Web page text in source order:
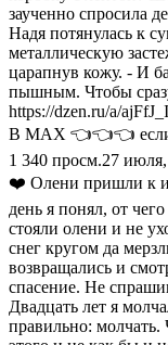
заученно спросила
Надя потянулась к
металлическую
царапнув кожу. - И
пышным. Чтобы
https://dzen.ru/a/
В МАХ 👈👈👈 если
1 340 просм.27
❤️ Олени пришли к
день я понял, от
стояли олени и не
снег кругом да
возвращались и
спасение. Не
Двадцать лет я
правильно: молчать.